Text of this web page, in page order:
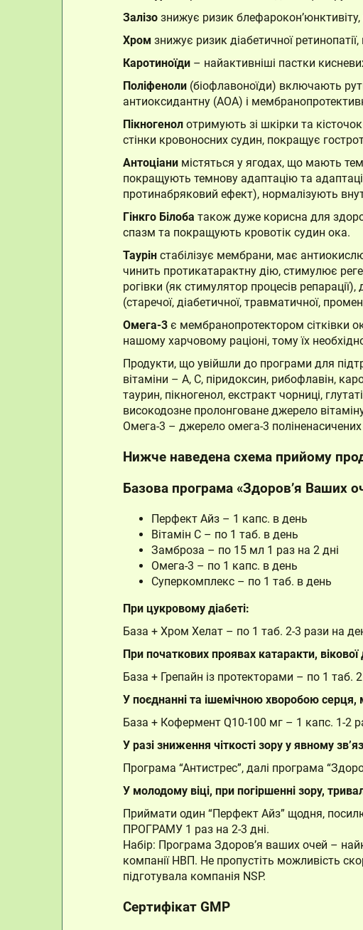
Залізо знижує ризик блефарокон’юнктивіту,
Хром знижує ризик діабетичної
Каротиноїди – найактивніші пастки
Поліфеноли (біофлавоноїди) включають
антиоксидантну (АОА) і
Пікногенол отримують зі шкірки та
стінки кровоносних судин, покращує
Антоціани містяться у ягодах, що мають
покращують темнову адаптацію та
протинабряковий ефект), нормалізують
Гінкго Білоба також дуже корисна для
спазм та покращують кровотік судин ока.
Таурін стабілізує мембрани, має
чинить протикатарактну дію, стимулює
рогівки (як стимулятор процесів
(старечої, діабетичної, травматичної,
Омега-3 є мембранопротектором сітківки
нашому харчовому раціоні, тому їх
Продукти, що увійшли до програми для
вітаміни – А, С, піридоксин, рибофлавін,
таурин, пікногенол, екстракт чорниці,
високодозне пролонговане джерело
Омега-3 – джерело омега-3
Нижче наведена схема прийому
Базова програма «Здоров’я Ваших
Перфект Айз – 1 капс. в день
Вітамін С – по 1 таб. в день
Замброза – по 15 мл 1 раз на 2 дні
Омега-3 – по 1 капс. в день
Суперкомплекс – по 1 таб. в день
При цукровому діабеті:
База + Хром Хелат – по 1 таб. 2-3 рази на
При початкових проявах катаракти, вікової
База + Грепайн із протекторами – по 1 таб.
У поєднанні та ішемічною хворобою серця,
База + Кофермент Q10-100 мг – 1 капс. 1-2
У разі зниження чіткості зору у явному
Програма “Антистрес”, далі програма
У молодому віці, при погіршенні зору,
Приймати один “Перфект Айз” щодня,
ПРОГРАМУ 1 раз на 2-3 дні.
Набір: Програма Здоров’я ваших очей –
компанії НВП. Не пропустіть можливість
підготувала компанія NSP.
Сертифікат GMP